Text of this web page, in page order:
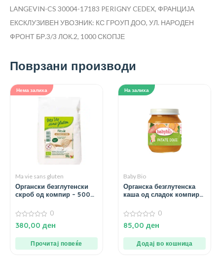
LANGEVIN-CS 30004-17183 PERIGNY CEDEX, ФРАНЦИЈА
ЕКСКЛУЗИВЕН УВОЗНИК: КС ГРОУП ДОО, УЛ. НАРОДЕН
ФРОНТ БР.3/3 ЛОК.2, 1000 СКОПЈЕ
Поврзани производи
Нема залиха
Ma vie sans gluten
Органски безглутенски
скроб од компир – 500
0
од
0
380,00 ден
Прочитај повеќе
На залиха
Baby Bio
Органска безглутенска
каша од сладок компир
сол за 4+ месеци – 130 гр.
0
од
0
85,00 ден
Додај во кошница